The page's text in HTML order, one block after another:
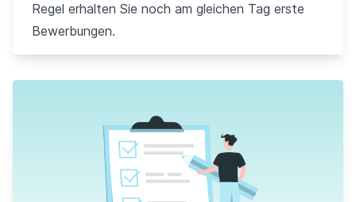
Regel erhalten Sie noch am gleichen Tag erste
Bewerbungen.